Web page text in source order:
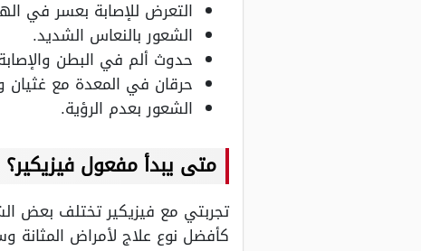
التعرض للإصابة بعسر في
الشعور بالنعاس الشديد.
حدوث ألم في البطن
حرقان في المعدة مع غثيان
الشعور بعدم الرؤية.
متى يبدأ مفعول فيزيكير؟
تجربتي مع فيزيكير تختلف بعض
كأفضل نوع علاج لأمراض